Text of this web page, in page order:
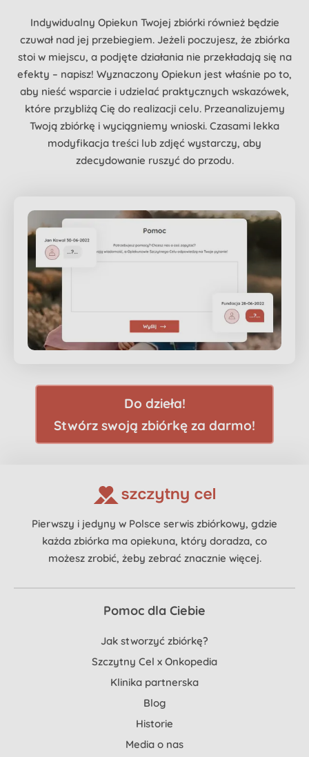
Indywidualny Opiekun Twojej zbiórki również będzie
czuwał nad jej przebiegiem. Jeżeli poczujesz, że zbiórka
stoi w miejscu, a podjęte działania nie przekładają się na
efekty – napisz! Wyznaczony Opiekun jest właśnie po to,
aby nieść wsparcie i udzielać praktycznych wskazówek,
które przybliżą Cię do realizacji celu. Przeanalizujemy
Twoją zbiórkę i wyciągniemy wnioski. Czasami lekka
modyfikacja treści lub zdjęć wystarczy, aby
zdecydowanie ruszyć do przodu.
Do dzieła!
Stwórz swoją zbiórkę za darmo!
Pierwszy i jedyny w Polsce serwis zbiórkowy, gdzie
każda zbiórka ma opiekuna, który doradza, co
możesz zrobić, żeby zebrać znacznie więcej.
Pomoc dla Ciebie
Jak stworzyć zbiórkę?
Szczytny Cel x Onkopedia
Klinika partnerska
Blog
Historie
Media o nas